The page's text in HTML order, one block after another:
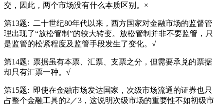
交，因此，两个市场没有什么本质区别。×
第13题:
二十世纪80年代以来，西方国家对金融市场的监督管
理出现了“放松管制”的较大转变。放松管制并非不要监管，只
是监管的松紧程度及监管手段发生了变化。√
第14题: 票据虽有本票、汇票、支票之分，但需要承兑的票据
却只有汇票一种。√
第15题:
即使在金融市场发达国家，次级市场流通的证券也只
占整个金融工具的2／3，这说明次级市场的重要性不如初级市